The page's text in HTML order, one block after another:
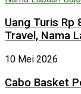
Uang Turis Rp
Travel, Nama
10 Mei 2026
Cabo Basket